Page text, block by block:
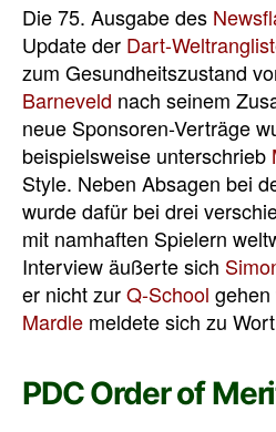
Die 75. Ausgabe des
Update der Dart-
zum Gesundheitszustand
Barneveld nach seinem
neue Sponsoren-Verträge
beispielsweise unterschrieb
Style. Neben Absagen bei
wurde dafür bei drei
mit namhaften Spielern
Interview äußerte sich
er nicht zurQ-School
Mardle meldete sich zu
PDC Order of